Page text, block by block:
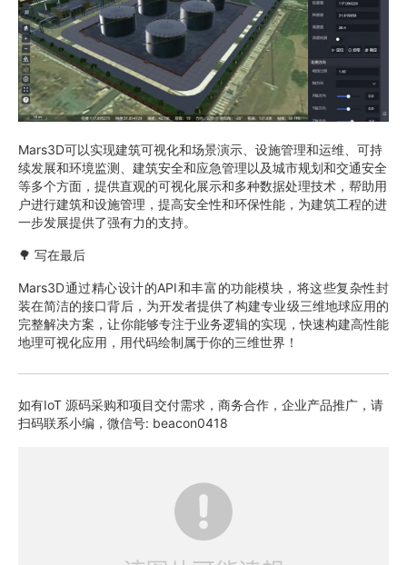
Mars3D可以实现建筑可视化和场景演示、设施管理和运维、可持
续发展和环境监测、建筑安全和应急管理以及城市规划和交通安全
等多个方面，提供直观的可视化展示和多种数据处理技术，帮助用
户进行建筑和设施管理，提高安全性和环保性能，为建筑工程的进
一步发展提供了强有力的支持。
🌳 写在最后
Mars3D通过精心设计的API和丰富的功能模块，将这些复杂性封
装在简洁的接口背后，为开发者提供了构建专业级三维地球应用的
完整解决方案，让你能够专注于业务逻辑的实现，快速构建高性能
地理可视化应用，用代码绘制属于你的三维世界！
如有IoT 源码采购和项目交付需求，商务合作，企业产品推广，请
扫码联系小编，微信号: beacon0418